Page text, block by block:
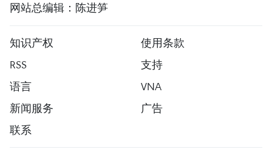
网站总编辑：陈进笋
知识产权
使用条款
RSS
支持
语言
VNA
新闻服务
广告
联系